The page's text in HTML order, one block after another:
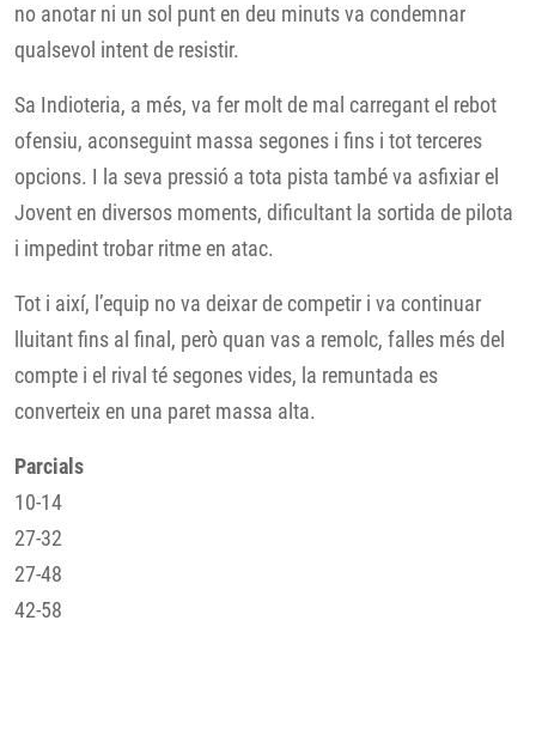
no anotar ni un sol punt en deu minuts va condemnar
qualsevol intent de resistir.
Sa Indioteria, a més, va fer molt de mal carregant el rebot
ofensiu, aconseguint massa segones i fins i tot terceres
opcions. I la seva pressió a tota pista també va asfixiar el
Jovent en diversos moments, dificultant la sortida de pilota
i impedint trobar ritme en atac.
Tot i així, l’equip no va deixar de competir i va continuar
lluitant fins al final, però quan vas a remolc, falles més del
compte i el rival té segones vides, la remuntada es
converteix en una paret massa alta.
Parcials
10-14
27-32
27-48
42-58